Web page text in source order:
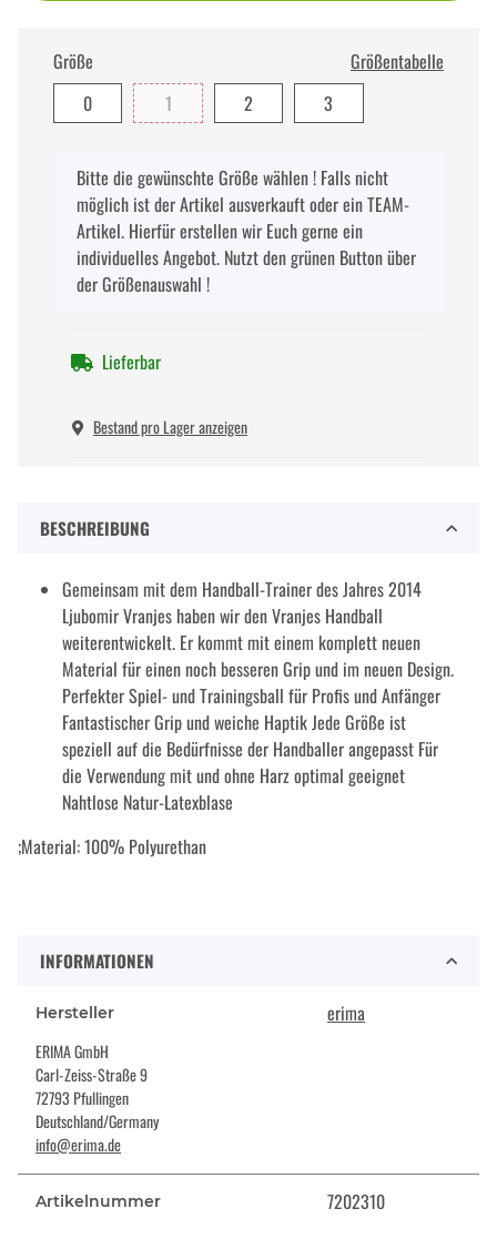
Größe
Größentabelle
0
1 2 3
xBitte die gewünschte Größe wählen ! Falls nicht
möglich ist der Artikel ausverkauft oder ein TEAM-
Artikel. Hierfür erstellen wir Euch gerne ein
individuelles Angebot. Nutzt den grünen Button über
der Größenauswahl !
Lieferbar
Bestand pro Lager anzeigen
BESCHREIBUNG
Gemeinsam mit dem Handball-Trainer des Jahres 2014
Ljubomir Vranjes haben wir den Vranjes Handball
weiterentwickelt. Er kommt mit einem komplett neuen
Material für einen noch besseren Grip und im neuen Design.
Perfekter Spiel- und Trainingsball für Profis und Anfänger
Fantastischer Grip und weiche Haptik Jede Größe ist
speziell auf die Bedürfnisse der Handballer angepasst Für
die Verwendung mit und ohne Harz optimal geeignet
Nahtlose Natur-Latexblase
;Material: 100% Polyurethan
INFORMATIONEN
Hersteller erima
ERIMA GmbH
Carl-Zeiss-Straße 9
72793 Pfullingen
Deutschland/Germany
info@erima.de
Artikelnummer 7202310